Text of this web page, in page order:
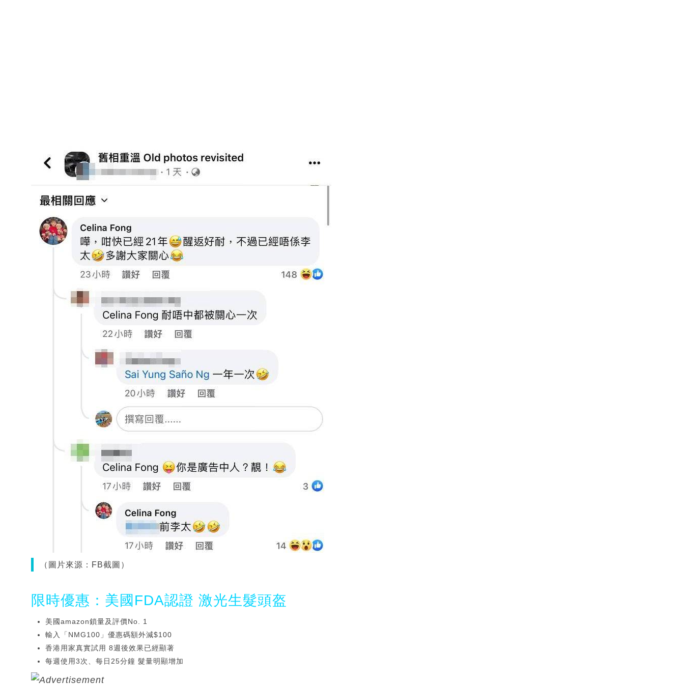
（圖片來源：FB截圖）
限時優惠：美國FDA認證 激光生髮頭盔
美國amazon鎖量及評價No. 1
輸入「NMG100」優惠碼額外減$100
香港用家真實試用 8週後效果已經顯著
每週使用3次、每日25分鐘 髮量明顯增加